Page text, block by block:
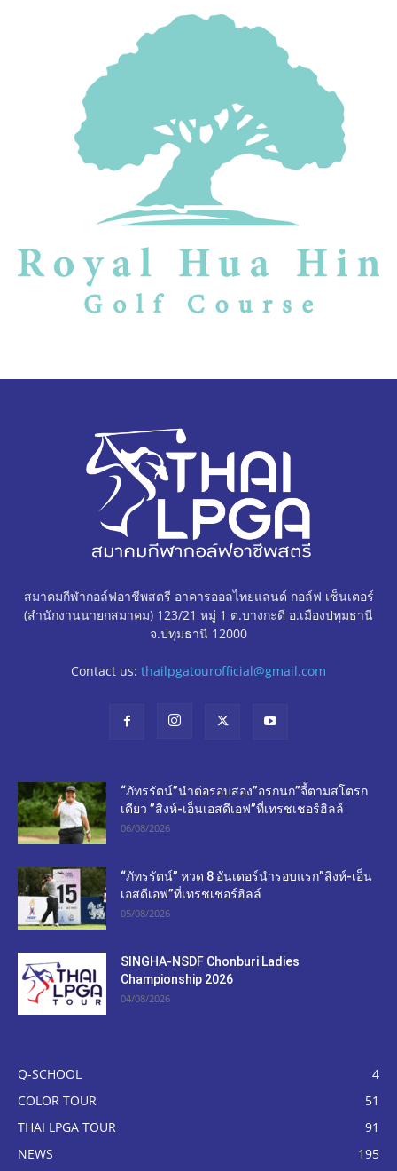
สมาคมกีฬากอล์ฟอาชีพสตรี อาคารออลไทยแลนด์ กอล์ฟ เซ็นเตอร์
(สำนักงานนายกสมาคม) 123/21 หมู่ 1 ต.บางกะดี อ.เมืองปทุมธานี
จ.ปทุมธานี 12000
Contact us: thailpgatourofficial@gmail.com
“ภัทรรัตน์”นำต่อรอบสอง”อรกนก”จี้ตามสโตรก
เดียว ”สิงห์-เอ็นเอสดีเอฟ”ที่เทรชเชอร์ฮิลล์
06/08/2026
“ภัทรรัตน์” หวด 8 อันเดอร์นำรอบแรก”สิงห์-เอ็น
เอสดีเอฟ”ที่เทรชเชอร์ฮิลล์
05/08/2026
SINGHA-NSDF Chonburi Ladies
Championship 2026
04/08/2026
Q-SCHOOL
4
COLOR TOUR
51
THAI LPGA TOUR
91
NEWS
195